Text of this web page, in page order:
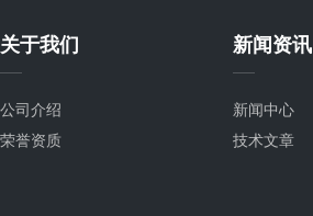
关于我们
公司介绍
荣誉资质
新闻资讯
新闻中心
技术文章